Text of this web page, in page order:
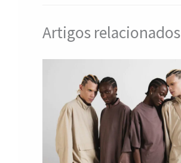
Artigos relacionados